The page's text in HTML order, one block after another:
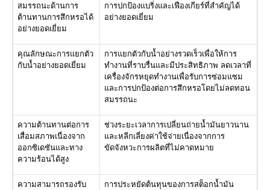
สมรรถนะด้านการ
ต้านทานการสึกหรอได้
อย่างยอดเยี่ยม
การปกป้องแบริ่งและเฟืองเกียร์ที่สำคัญได้
อย่างยอดเยี่ยม
คุณลักษณะการแยกตัว
กับน้ำอย่างยอดเยี่ยม
การแยกตัวกับน้ำอย่างรวดเร็วเพื่อให้การ
ทำงานที่ราบรื่นและมีประสิทธิภาพ ลดเวลาที่
เครื่องจักรหยุดทำงานเพื่อรับการซ่อมแซม
และการปกป้องต่อการสึกหรอโดยไม่ลดทอน
สมรรถนะ
ความต้านทานต่อการ
เสื่อมสภาพเนื่องจาก
ออกซิเดชันและทาง
ความร้อนได้สูง
ช่วงระยะเวลาการเปลี่ยนถ่ายน้ำมันยาวนาน
และหลีกเลี่ยงค่าใช้จ่ายเนื่องจากการ
ขัดจังหวะการผลิตที่ไม่คาดหมาย
ความสามารถรองรับ
การประหยัดต้นทุนของการสต็อกน้ำมัน